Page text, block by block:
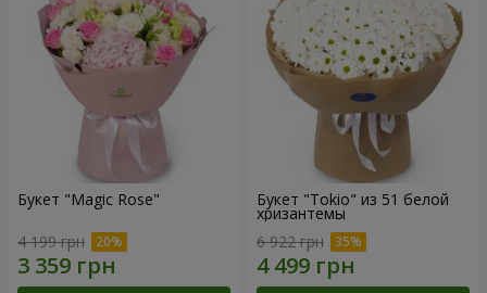
Букет "Magic Rose"
4 199 грн
Букет "Tokio" из 51 белой
хризантемы
6 922 грн